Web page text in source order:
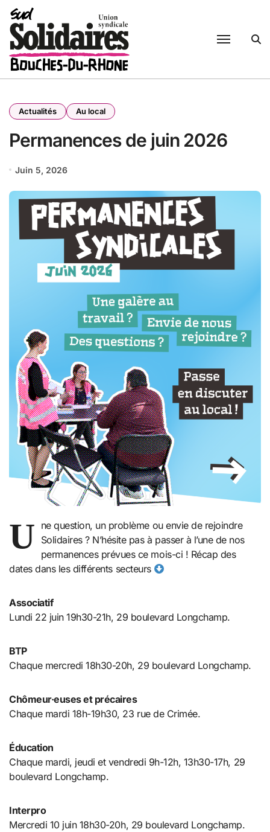
Passer
contenu
Actualités Au local
Permanences de juin 2026
Juin 5, 2026
U ne question, un problème ou envie de rejoindre
Solidaires ? N’hésite pas à passer à l’une de nos
permanences prévues ce mois-ci ! Récap des
dates dans les différents secteurs
Associatif
Lundi 22 juin 19h30-21h, 29 boulevard Longchamp.
BTP
Chaque mercredi 18h30-20h, 29 boulevard Longchamp.
Chômeur·euses et précaires
Chaque mardi 18h-19h30, 23 rue de Crimée.
Éducation
Chaque mardi, jeudi et vendredi 9h-12h, 13h30-17h, 29
boulevard Longchamp.
Interpro
Mercredi 10 juin 18h30-20h, 29 boulevard Longchamp.